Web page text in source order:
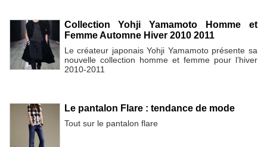
Collection Yohji Yamamoto Homme et
Femme Automne Hiver 2010 2011
Le créateur japonais Yohji Yamamoto présente sa
nouvelle collection homme et femme pour l’hiver
2010-2011
Le pantalon Flare : tendance de mode
Tout sur le pantalon flare